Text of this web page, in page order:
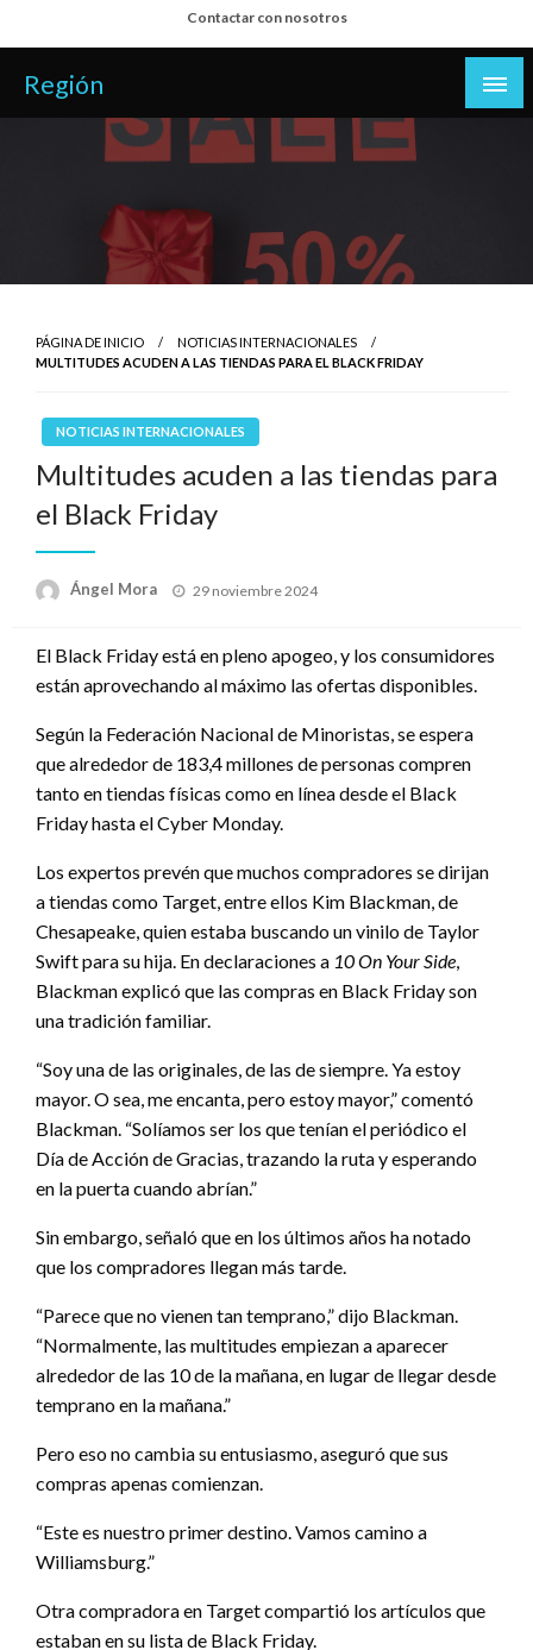
al
contenido
Contactar con nosotros
Región
PÁGINA DE INICIO
NOTICIAS INTERNACIONALES
MULTITUDES ACUDEN A LAS TIENDAS PARA EL BLACK FRIDAY
NOTICIAS INTERNACIONALES
Multitudes acuden a las tiendas para
el Black Friday
Ángel Mora
Publicado
29 noviembre 2024
El Black Friday está en pleno apogeo, y los consumidores
están aprovechando al máximo las ofertas disponibles.
Según la Federación Nacional de Minoristas, se espera
que alrededor de 183,4 millones de personas compren
tanto en tiendas físicas como en línea desde el Black
Friday hasta el Cyber Monday.
Los expertos prevén que muchos compradores se dirijan
a tiendas como Target, entre ellos Kim Blackman, de
Chesapeake, quien estaba buscando un vinilo de Taylor
Swift para su hija. En declaraciones a 10 On Your Side,
Blackman explicó que las compras en Black Friday son
una tradición familiar.
“Soy una de las originales, de las de siempre. Ya estoy
mayor. O sea, me encanta, pero estoy mayor,” comentó
Blackman. “Solíamos ser los que tenían el periódico el
Día de Acción de Gracias, trazando la ruta y esperando
en la puerta cuando abrían.”
Sin embargo, señaló que en los últimos años ha notado
que los compradores llegan más tarde.
“Parece que no vienen tan temprano,” dijo Blackman.
“Normalmente, las multitudes empiezan a aparecer
alrededor de las 10 de la mañana, en lugar de llegar desde
temprano en la mañana.”
Pero eso no cambia su entusiasmo, aseguró que sus
compras apenas comienzan.
“Este es nuestro primer destino. Vamos camino a
Williamsburg.”
Otra compradora en Target compartió los artículos que
estaban en su lista de Black Friday.